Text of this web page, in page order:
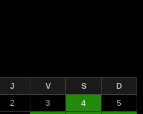
J V S
D
2 3 4
5